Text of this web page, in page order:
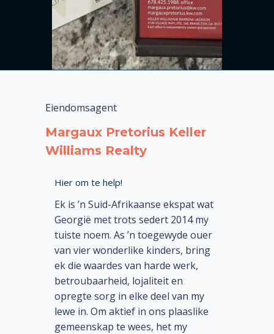
Eiendomsagent
Margaux Pretorius Keller
Williams Realty
Hier om te help!
Ek is ’n Suid-Afrikaanse ekspat wat
Georgië met trots sedert 2014 my
tuiste noem. As ’n toegewyde ouer
van vier wonderlike kinders, bring
ek die waardes van harde werk,
betroubaarheid, lojaliteit en
opregte sorg in elke deel van my
lewe in. Om aktief in ons plaaslike
gemeenskap te wees, het my